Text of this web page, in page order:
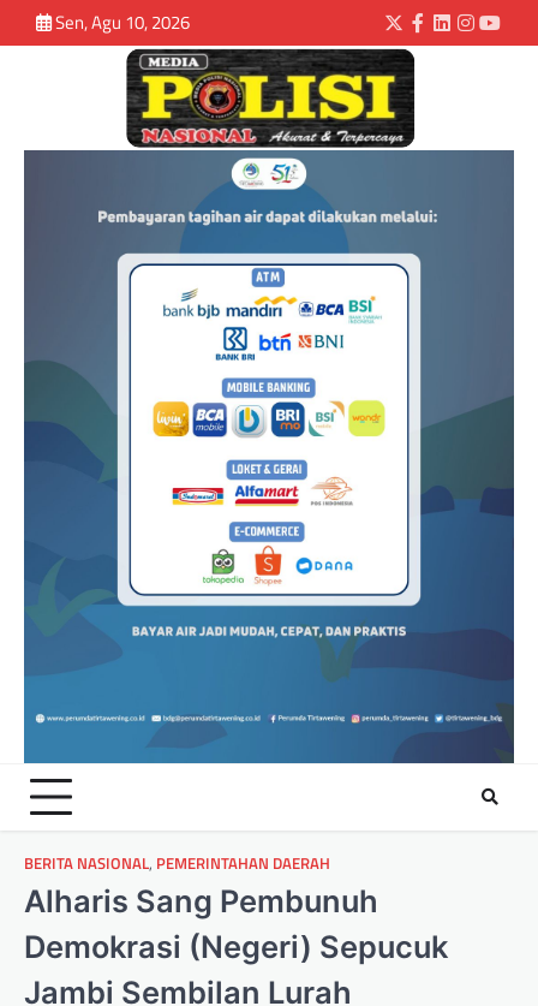
Sen, Agu 10, 2026
BERITA NASIONAL, PEMERINTAHAN DAERAH
Alharis Sang Pembunuh
Demokrasi (Negeri) Sepucuk
Jambi Sembilan Lurah